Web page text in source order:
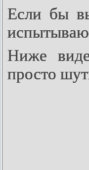
Если бы
Ниже
просто